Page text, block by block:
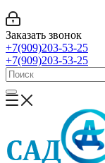
Заказать звонок
+7(909)203-53-25
+7(909)203-53-25